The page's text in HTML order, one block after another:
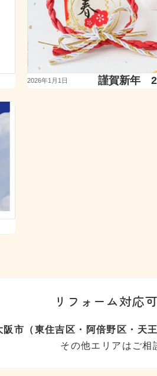
謹賀新年
2026年1月1日
リフォーム対応
阪市（東住吉区・阿倍野区・天
その他エリアはご相